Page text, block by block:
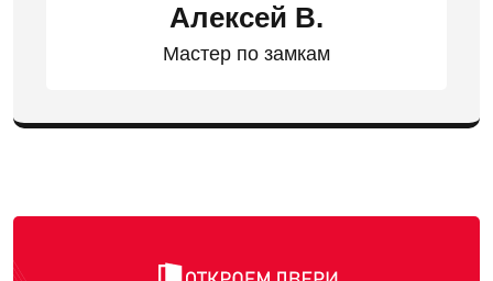
Алексей В.
Мастер по замкам